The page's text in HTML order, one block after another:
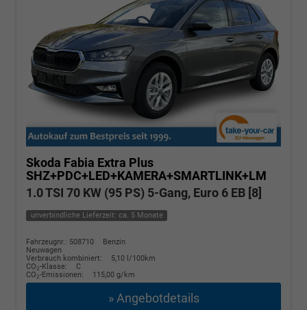
Skoda Fabia Extra Plus
SHZ+PDC+LED+KAMERA+SMARTLINK+LM
1.0 TSI 70 KW (95 PS) 5-Gang, Euro 6 EB [8]
unverbindliche Lieferzeit: ca. 5 Monate
Fahrzeugnr.: 508710
Benzin
Neuwagen
Verbrauch kombiniert:
5,10 l/100km
CO2-Klasse:
C
CO2-Emissionen: 115,00 g/km
» Angebotdetails